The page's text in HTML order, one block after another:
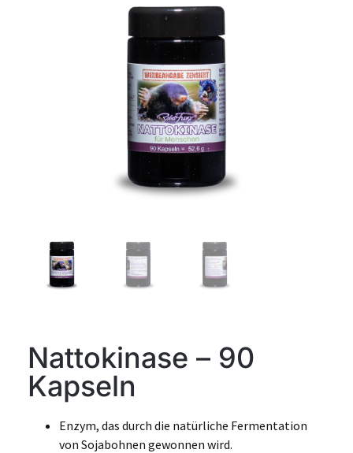
Nattokinase – 90
Kapseln
Enzym, das durch die natürliche Fermentation
von Sojabohnen gewonnen wird.